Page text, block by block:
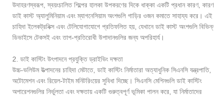
উদাহরণস্বরূপ, স্বয়ংচালিত শিল্পের হালকা উপকরণের দিকে ধাক্কা একটি প্রধান কারণ, কারণ
ডাই কাস্ট অ্যালুমিনিয়াম এবং ম্যাগনেসিয়াম অংশগুলি গাড়ির ওজন কমাতে সাহায্য করে। এই
চাহিদা ইলেকট্রনিক্স এবং টেলিযোগাযোগে প্রতিফলিত হয়, যেখানে ডাই কাস্ট অংশগুলি বিভিন্ন
ডিভাইসে টেকসই এবং তাপ-প্রতিরোধী উপাদানগুলির জন্য অপরিহার্য।
2. ডাই কাস্টিং উৎপাদনে প্রযুক্তি ড্রাইভিং দক্ষতা
উচ্চ-ভলিউম উত্পাদনের চাহিদা মেটাতে, ডাই কাস্টিং নির্মাতারা অত্যাধুনিক সিএনসি যন্ত্রপাতি,
অটোমেশন এবং রিয়েল-টাইম মনিটরিংয়ের সুবিধা দিচ্ছে। সিএনসি মেশিনগুলি ডাই কাস্টিং
অপারেশনগুলির নির্ভুলতা এবং দক্ষতায় একটি গুরুত্বপূর্ণ ভূমিকা পালন করে, যা নির্মাতাদের